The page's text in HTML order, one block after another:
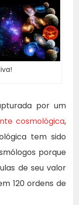
por um
cosmológica,
tem sido
porque
de seu valor
120 ordens de